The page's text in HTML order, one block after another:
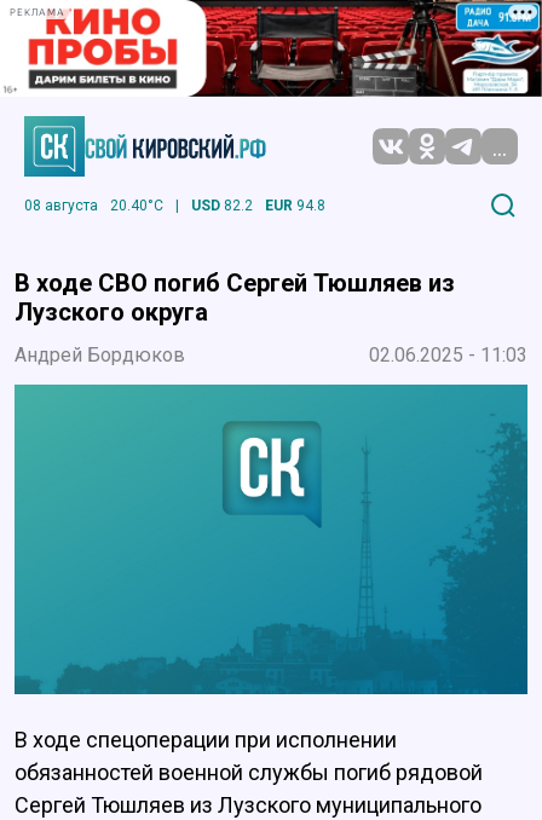
РЕКЛАМА
...
08 августа 20.40°C | USD 82.2 EUR 94.8
В ходе СВО погиб Сергей Тюшляев из
Лузского округа
Андрей Бордюков 02.06.2025 - 11:03
В ходе спецоперации при исполнении
обязанностей военной службы погиб рядовой
Сергей Тюшляев из Лузского муниципального